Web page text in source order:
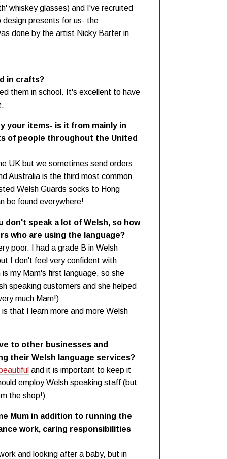
whiskey glasses) and I've recruited
presents for us- the
done by the artist Nicky Barter in
in crafts?
them in school. It's excellent to have
your items- is it from mainly in
of people throughout the United
UK but we sometimes send orders
Australia is the third most common
Welsh Guards socks to Hong
be found everywhere!
don't speak a lot of Welsh, so how
who are using the language?
poor. I had a grade B in Welsh
I don't feel very confident with
my Mam's first language, so she
speaking customers and she helped
much Mam!)
that I learn more and more Welsh
to other businesses and
their Welsh language services?
and it is important to keep it
employ Welsh speaking staff (but
the shop!)
Mum in addition to running the
work, caring responsibilities
and looking after a baby, but in